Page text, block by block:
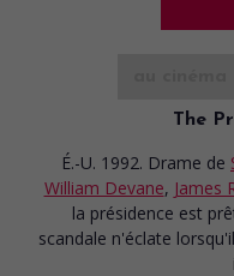
The
É.-U. 1992. Drame de
William Devane, James
la présidence est
scandale n'éclate